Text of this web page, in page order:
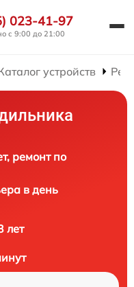
023-41-97
с 9:00 до 21:00
устройств
ремонт по
в день
лет